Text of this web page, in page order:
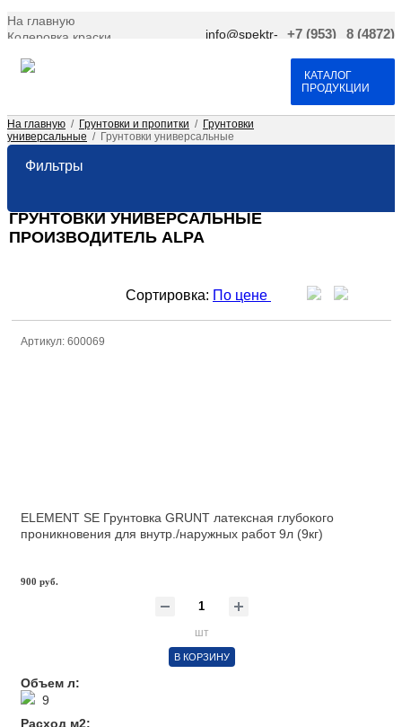
На главную
Колеровка краски
Договор оферта
info@spektr-
+7 (953)
8 (4872)
КАТАЛОГ
ПРОДУКЦИИ
На главную / Грунтовки и пропитки / Грунтовки
универсальные / Грунтовки универсальные
Фильтры
ГРУНТОВКИ УНИВЕРСАЛЬНЫЕ
ПРОИЗВОДИТЕЛЬ ALPA
Сортировка: По цене
Артикул: 600069
ELEMENT SE Грунтовка GRUNT латексная глубокого
проникновения для внутр./наружных работ 9л (9кг)
900 руб.
шт
В КОРЗИНУ
Объем л:
9
Расход м2: